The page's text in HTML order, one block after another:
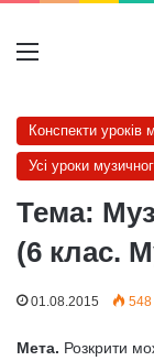
Меню
Конспекти уроків
Усі уроки
Тема:
(6 клас.
01.08.2015 548
Мета. Розкрити